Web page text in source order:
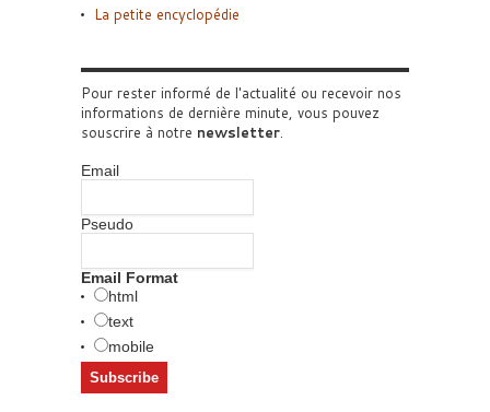
La petite encyclopédie
Pour rester informé de l'actualité ou recevoir nos
informations de dernière minute, vous pouvez
souscrire à notre newsletter.
Email
Pseudo
Email Format
html
text
mobile